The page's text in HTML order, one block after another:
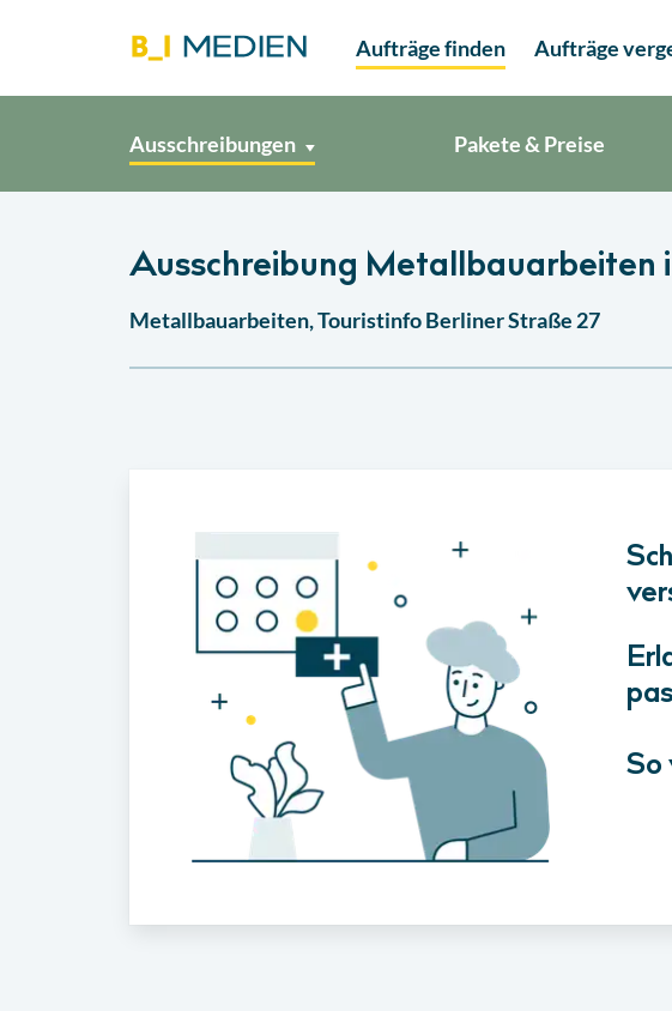
Aufträge finden Aufträge
Ausschreibungen Pakete & Preise
Ausschreibung Metallbauarbeiten
Metallbauarbeiten, Touristinfo Berliner Straße 27
So